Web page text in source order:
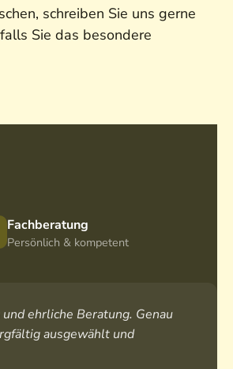
schreiben Sie uns gerne
Sie das besondere
Fachberatung
Persönlich & kompetent
ehrliche Beratung. Genau
ausgewählt und